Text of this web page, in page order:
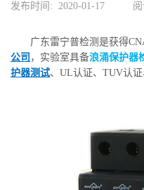
发布时间: 2020-01-17
广东雷宁普检测是获得
公司 ，实验室具备浪涌保护器
护器测试、UL认证、TUV认证
的
务
资
讯